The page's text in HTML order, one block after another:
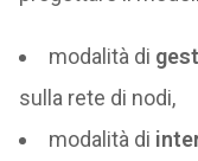
modalità di
sulla rete di nodi,
modalità di